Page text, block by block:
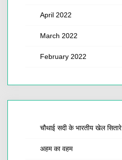
April 2022
March 2022
February 2022
चौथाई सदी के भारतीय खेल सितारे
अहम का वहम